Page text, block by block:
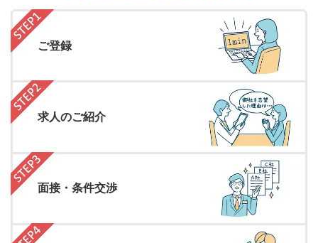
ご登録
求人のご紹介
面接・条件交渉